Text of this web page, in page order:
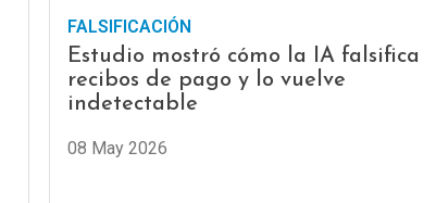
FALSIFICACIÓN
Estudio mostró cómo la IA falsifica
recibos de pago y lo vuelve
indetectable
08 May 2026